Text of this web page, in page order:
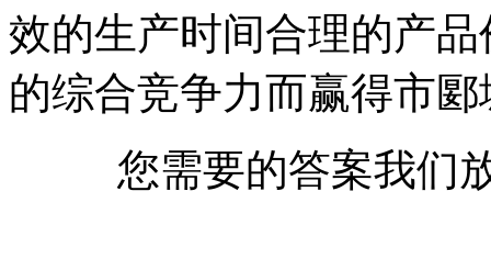
效的生产时间合理的产
的综合竞争力而赢得市
您需要的答案我们